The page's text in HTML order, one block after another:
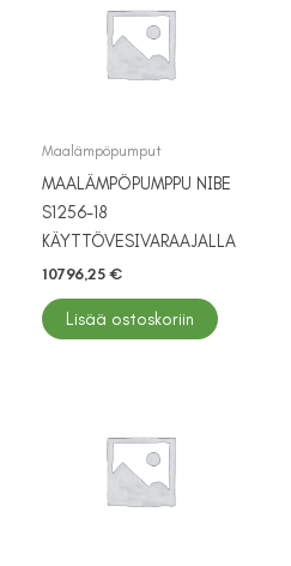
Maalämpöpumput
MAALÄMPÖPUMPPU NIBE
S1256-18
KÄYTTÖVESIVARAAJALLA
10796,25 €
Lisää ostoskoriin